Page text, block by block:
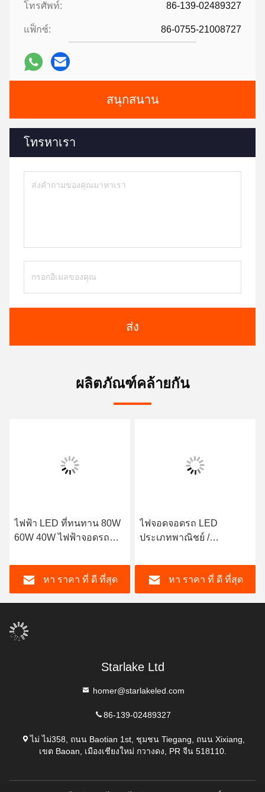
โทรศัพท์: 86-139-02489327
แฟ็กซ์: 86-0755-21008727
สนุกสนาน
โทรหาเรา
ส่ง
ผลิตภัณฑ์คล้ายกัน
ไฟฟ้า LED ที่ทนทาน 80W
60W 40W ไฟฟ้าจอดรถ
หา ราคา ที่ ดี ที่สุด
ไฟจอดจอดรถ LED
ประเภทพาณิชย์ /
5200Lm 40W 30W 20W
หา ราคา ที่ ดี ที่สุด
Starlake Ltd
homer@starlakeled.com
86-139-02489327
ไม่ ไม่358, ถนน Baotian 1st, ชุมชน Tiegang, ถนน Xixiang,
เขต Baoan, เมืองเชียงใหม่ กวางดง, PR จีน 518110.